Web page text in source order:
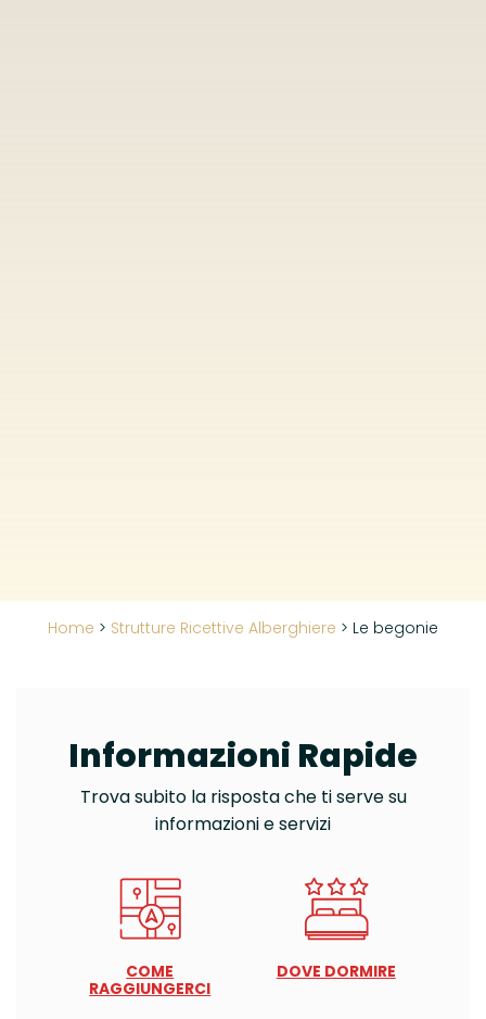
Home > Strutture Ricettive Alberghiere > Le begonie
Informazioni Rapide
Trova subito la risposta che ti serve su
informazioni e servizi
COME
RAGGIUNGERCI
DOVE DORMIRE